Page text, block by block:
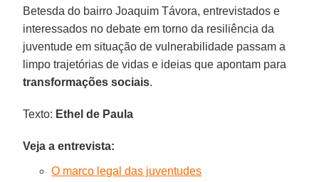
Betesda do bairro Joaquim Távora, entrevistados e
interessados no debate em torno da resiliência da
juventude em situação de vulnerabilidade passam a
limpo trajetórias de vidas e ideias que apontam para
transformações sociais.
Texto: Ethel de Paula
Veja a entrevista:
O marco legal das juventudes